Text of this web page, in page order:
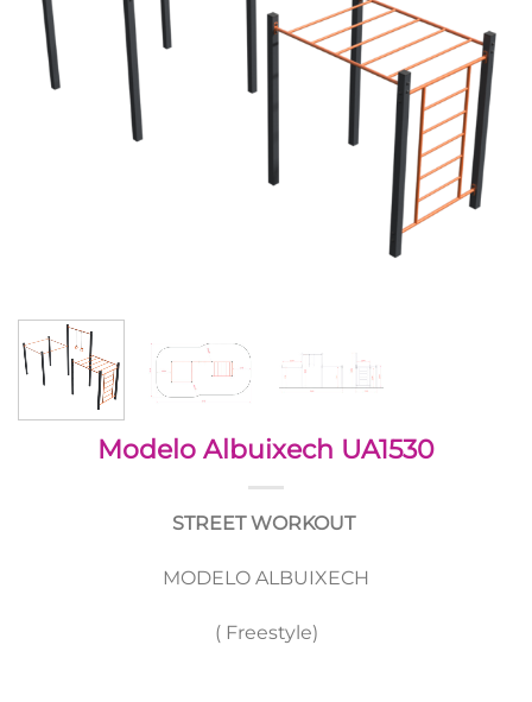
Modelo Albuixech UA1530
STREET WORKOUT
MODELO ALBUIXECH
( Freestyle)